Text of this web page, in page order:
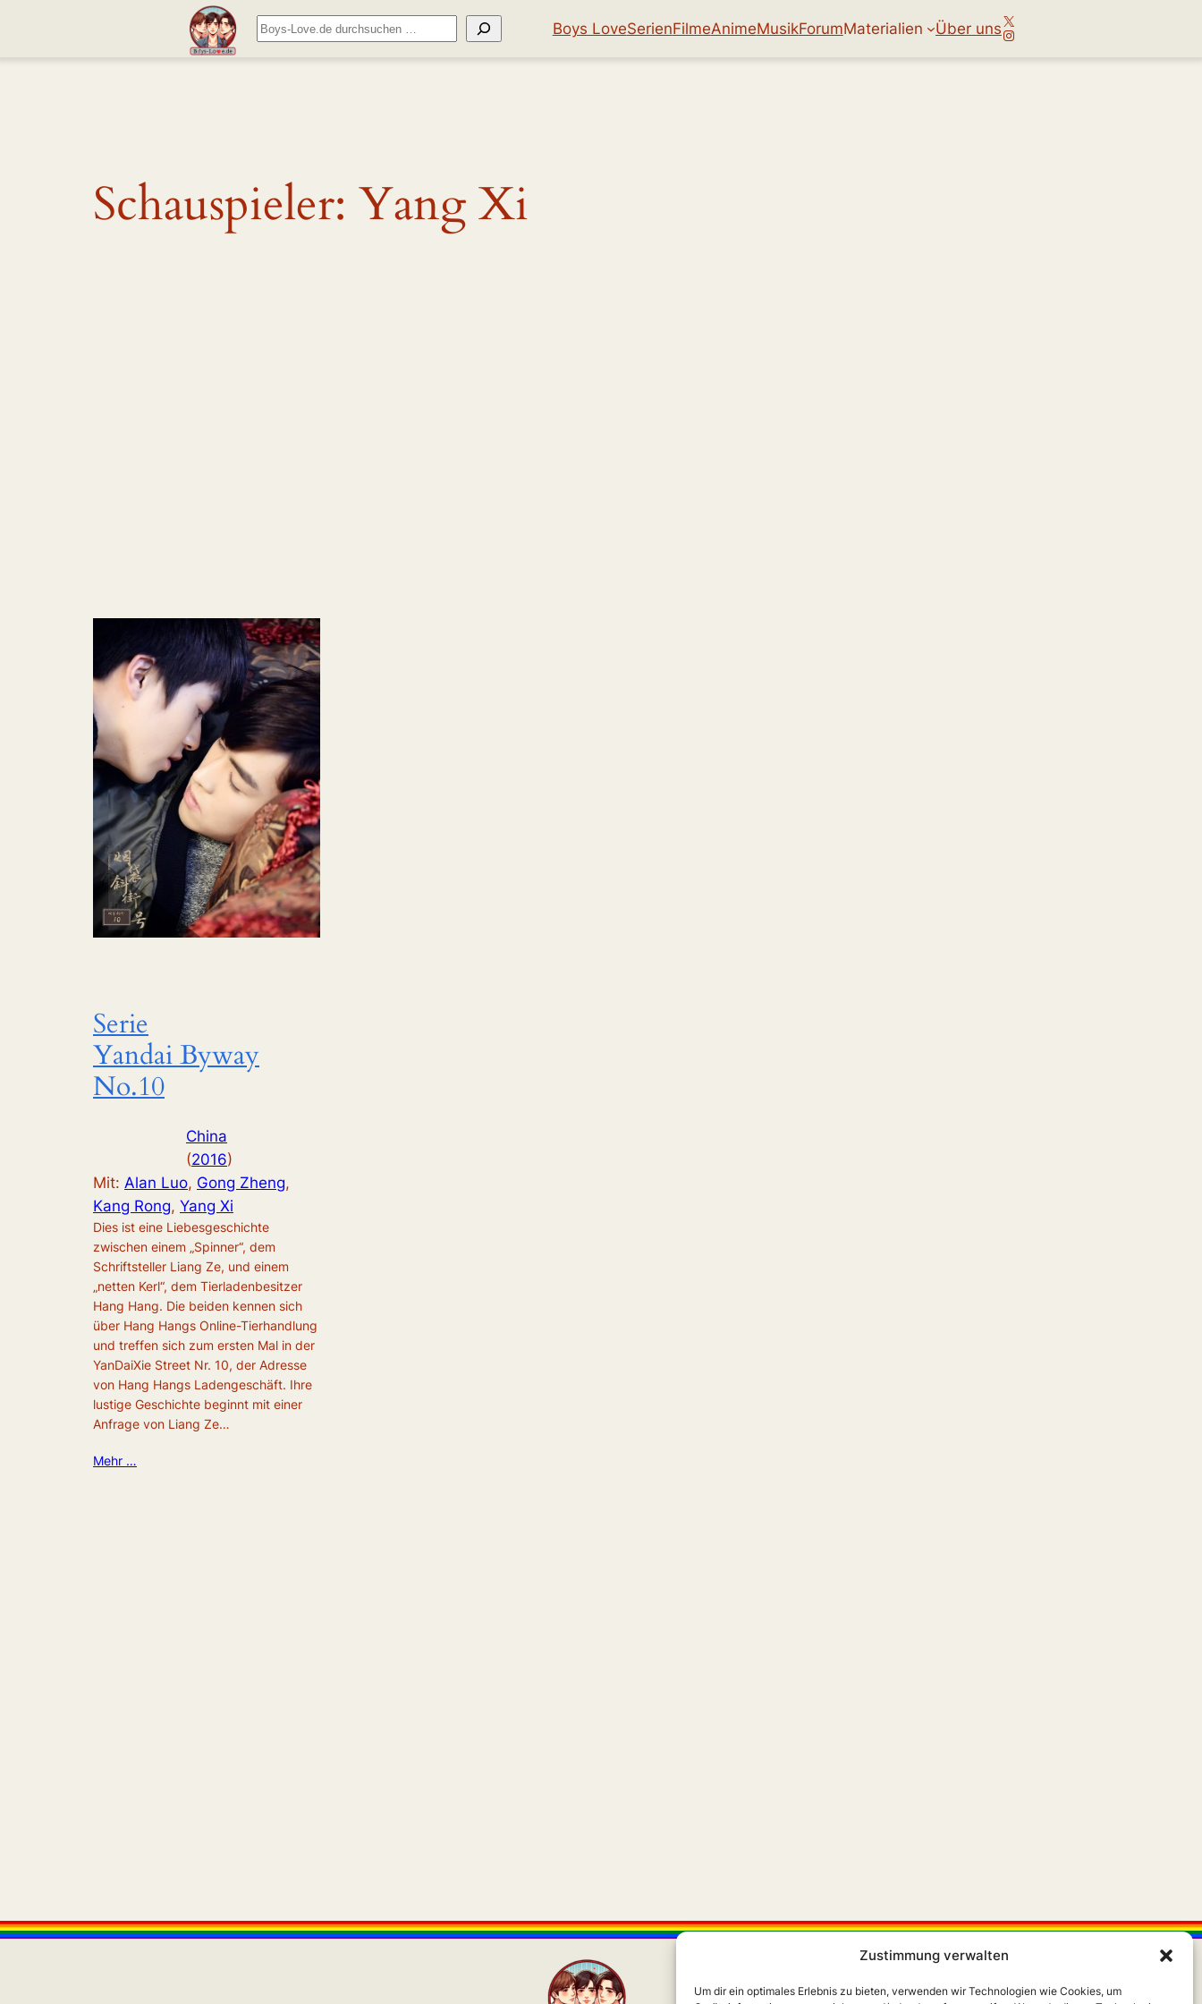
Zustimmung verwalten
Um dir ein optimales Erlebnis zu bieten, verwenden wir Technologien wie Cookies, um
Suchen Boys LoveSerienFilmeAnimeMusikForumMaterialien Über unsX
Instagram
Schauspieler: Yang Xi
Serie
Yandai Byway
No.10
China
(2016)
Mit: Alan Luo, Gong Zheng
Kang Rong, Yang Xi
Dies ist eine Liebesgeschichte
zwischen einem „Spinner“, dem
Schriftsteller Liang Ze, und einem
„netten Kerl“, dem Tierladenbesitzer
Hang Hang. Die beiden kennen sich
über Hang Hangs Online-Tierhandlung
und treffen sich zum ersten Mal in der
YanDaiXie Street Nr. 10, der Adresse
von Hang Hangs Ladengeschäft. Ihre
lustige Geschichte beginnt mit einer
Anfrage von Liang Ze…
Mehr …